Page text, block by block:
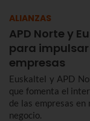
ALIANZAS
APD Norte y
para
empresas
Euskaltel y APD
que fomenta el
de las empresas
negocio.